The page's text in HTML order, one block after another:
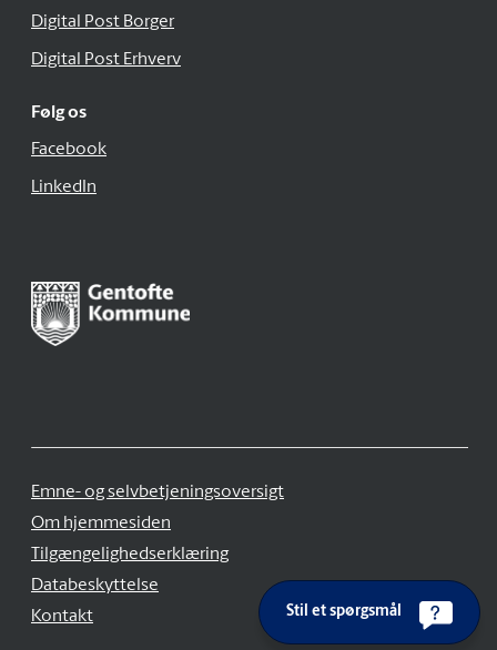
Digital Post Borger
Digital Post Erhverv
Følg os
Facebook
LinkedIn
Emne- og selvbetjeningsoversigt
Om hjemmesiden
Tilgængelighedserklæring
Databeskyttelse
Kontakt
Stil et spørgsmål